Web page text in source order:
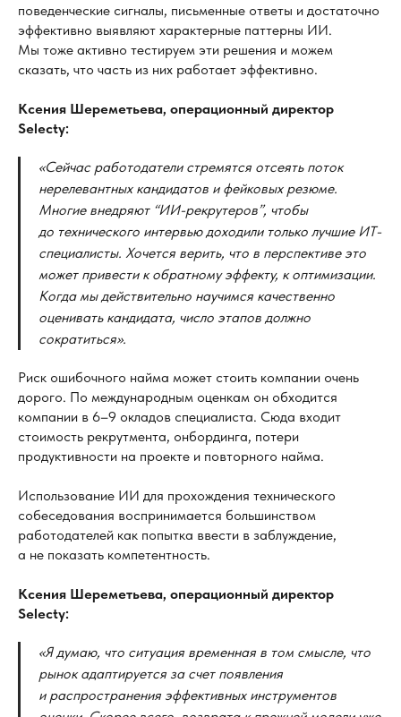
поведенческие сигналы, письменные ответы и достаточно
эффективно выявляют характерные паттерны ИИ.
Мы тоже активно тестируем эти решения и можем
сказать, что часть из них работает эффективно.
Ксения Шереметьева, операционный директор
Selecty:
«Сейчас работодатели стремятся отсеять поток
нерелевантных кандидатов и фейковых резюме.
Многие внедряют “ИИ-рекрутеров”, чтобы
до технического интервью доходили только лучшие ИТ-
специалисты. Хочется верить, что в перспективе это
может привести к обратному эффекту, к оптимизации.
Когда мы действительно научимся качественно
оценивать кандидата, число этапов должно
сократиться».
Риск ошибочного найма может стоить компании очень
дорого. По международным оценкам он обходится
компании в 6–9 окладов специалиста. Сюда входит
стоимость рекрутмента, онбординга, потери
продуктивности на проекте и повторного найма.
Использование ИИ для прохождения технического
собеседования воспринимается большинством
работодателей как попытка ввести в заблуждение,
а не показать компетентность.
Ксения Шереметьева, операционный директор
Selecty:
«Я думаю, что ситуация временная в том смысле, что
рынок адаптируется за счет появления
и распространения эффективных инструментов